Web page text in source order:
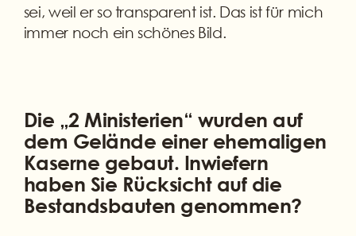
sei, weil er so transparent ist. Das ist für mich
immer noch ein schönes Bild.
Die „2 Ministerien“ wurden auf
dem Gelände einer ehemaligen
Kaserne gebaut. Inwiefern
haben Sie Rücksicht auf die
Bestandsbauten genommen?